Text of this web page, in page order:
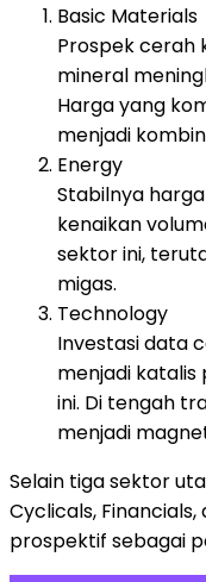
Basic Materials
Prospek cerah
mineral
Harga yang
menjadi
Energy
Stabilnya
kenaikan
sektor ini,
migas.
Technology
Investasi data
menjadi
ini. Di tengah
menjadi
Selain tiga sektor
Cyclicals,
prospektif sebagai